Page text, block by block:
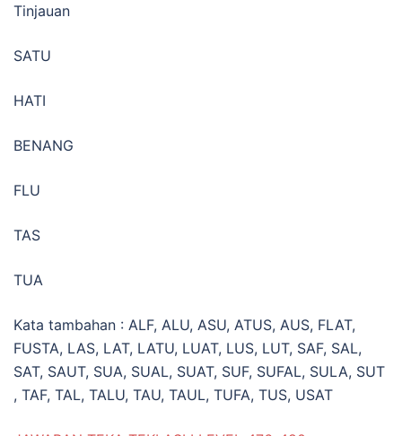
Tinjauan
SATU
HATI
BENANG
FLU
TAS
TUA
Kata tambahan : ALF, ALU, ASU, ATUS, AUS, FLAT,
FUSTA, LAS, LAT, LATU, LUAT, LUS, LUT, SAF, SAL,
SAT, SAUT, SUA, SUAL, SUAT, SUF, SUFAL, SULA, SUT
, TAF, TAL, TALU, TAU, TAUL, TUFA, TUS, USAT